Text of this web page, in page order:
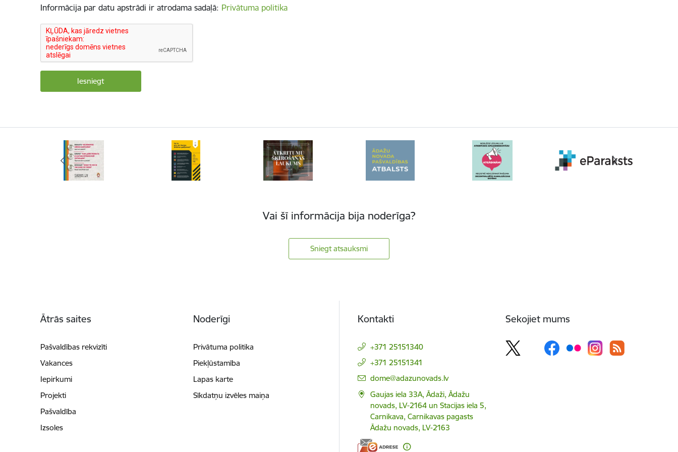
Informācija par datu apstrādi ir atrodama sadaļā: Privātuma politika
Vai šī informācija bija noderīga?
Sniegt atsauksmi
Ātrās saites
Pašvaldības rekvizīti
Vakances
Iepirkumi
Projekti
Pašvaldība
Izsoles
Noderīgi
Privātuma politika
Piekļūstamība
Lapas karte
Sīkdatņu izvēles maiņa
Kontakti
+371 25151340
+371 25151341
E-pasts:
dome@adazunovads.lv
Gaujas iela 33A, Ādaži, Ādažu
novads, LV-2164 un Stacijas iela 5,
Carnikava, Carnikavas pagasts
Ādažu novads, LV-2163
Sekojiet mums